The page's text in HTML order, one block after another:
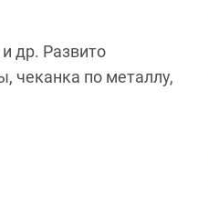
др. Развито
чеканка по металлу,